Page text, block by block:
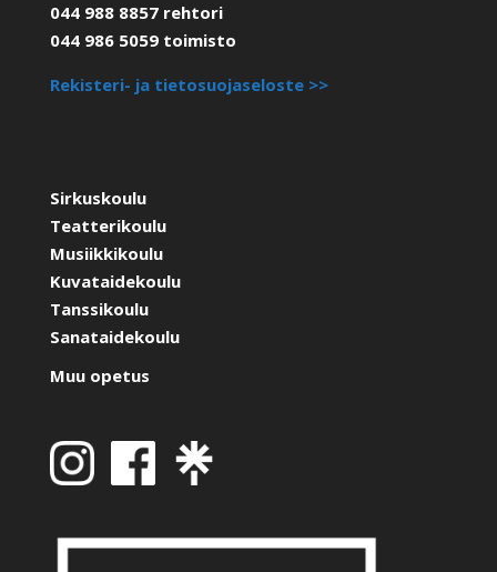
044 988 8857 rehtori
044 986 5059 toimisto
Rekisteri- ja tietosuojaseloste >>
Sirkuskoulu
Teatterikoulu
Musiikkikoulu
Kuvataidekoulu
Tanssikoulu
Sanataidekoulu
Muu opetus